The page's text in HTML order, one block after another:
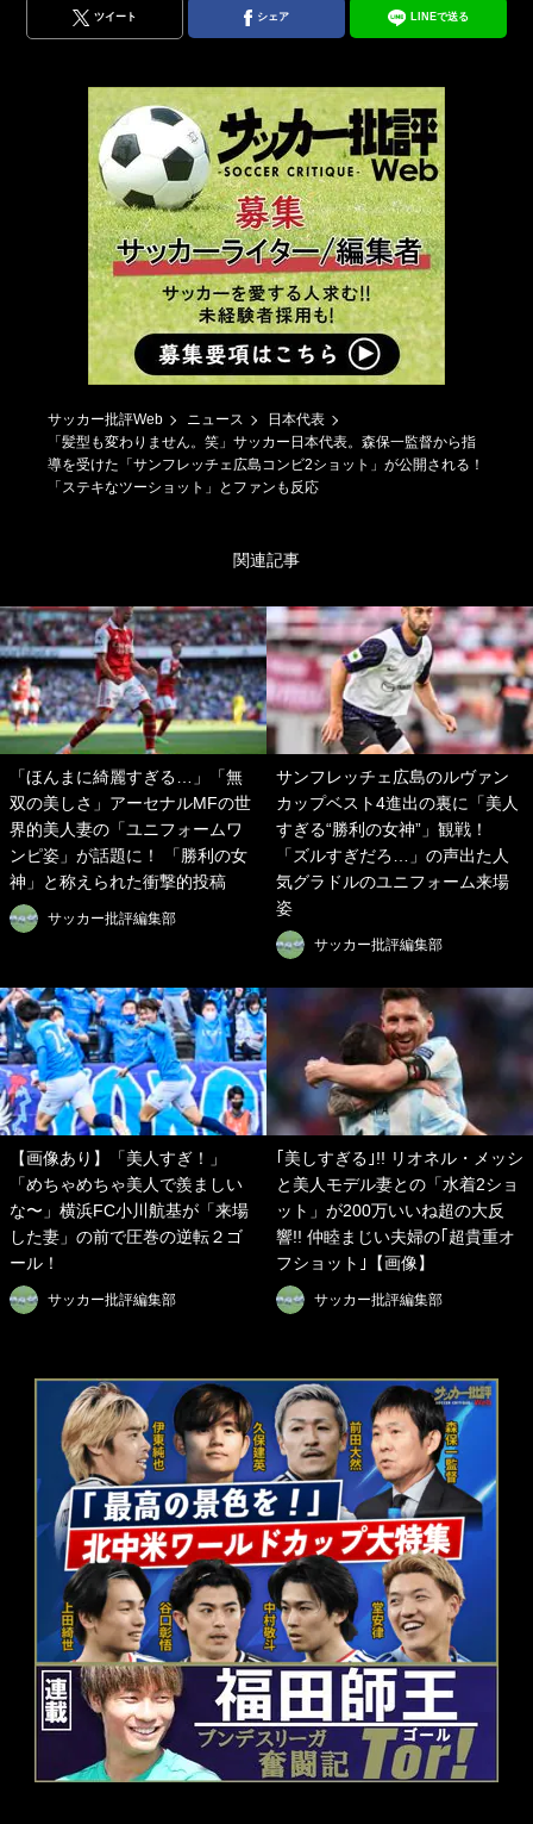
ツイート シェア LINEで送る
サッカー批評Web ニュース
日本代表
「髪型も変わりません。笑」サッカー日本代表。森保一監督から指
導を受けた「サンフレッチェ広島コンビ2ショット」が公開される！
「ステキなツーショット」とファンも反応
関連記事
「ほんまに綺麗すぎる…」「無
双の美しさ」アーセナルMFの世
界的美人妻の「ユニフォームワ
ンピ姿」が話題に！ 「勝利の女
神」と称えられた衝撃的投稿
サッカー批評編集部
サンフレッチェ広島のルヴァン
カップベスト4進出の裏に「美人
すぎる“勝利の女神”」観戦！
「ズルすぎだろ…」の声出た人
気グラドルのユニフォーム来場
姿
サッカー批評編集部
【画像あり】「美人すぎ！」
「めちゃめちゃ美人で羨ましい
な〜」横浜FC小川航基が「来場
した妻」の前で圧巻の逆転２ゴ
ール！
サッカー批評編集部
｢美しすぎる｣!! リオネル・メッシ
と美人モデル妻との「水着2ショ
ット」が200万いいね超の大反
響!! 仲睦まじい夫婦の｢超貴重オ
フショット｣【画像】
サッカー批評編集部